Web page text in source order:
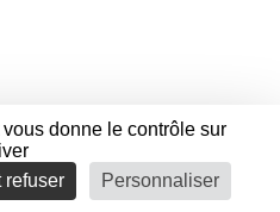
donne le contrôle sur
refuser Personnaliser